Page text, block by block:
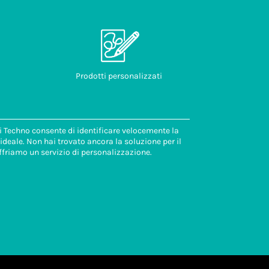
Prodotti personalizzati
consente di identificare velocemente la
Non hai trovato ancora la soluzione per il
un servizio di personalizzazione.